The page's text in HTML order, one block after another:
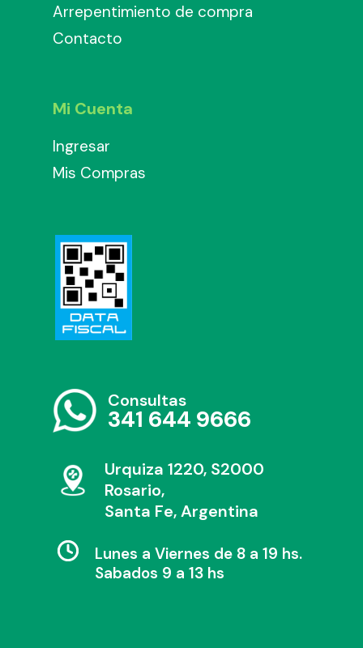
Arrepentimiento de compra
Contacto
Mi Cuenta
Ingresar
Mis Compras
Consultas
341 644 9666
Urquiza 1220, S2000
Rosario,
Santa Fe, Argentina
Lunes a Viernes de 8 a 19 hs.
Sabados 9 a 13 hs